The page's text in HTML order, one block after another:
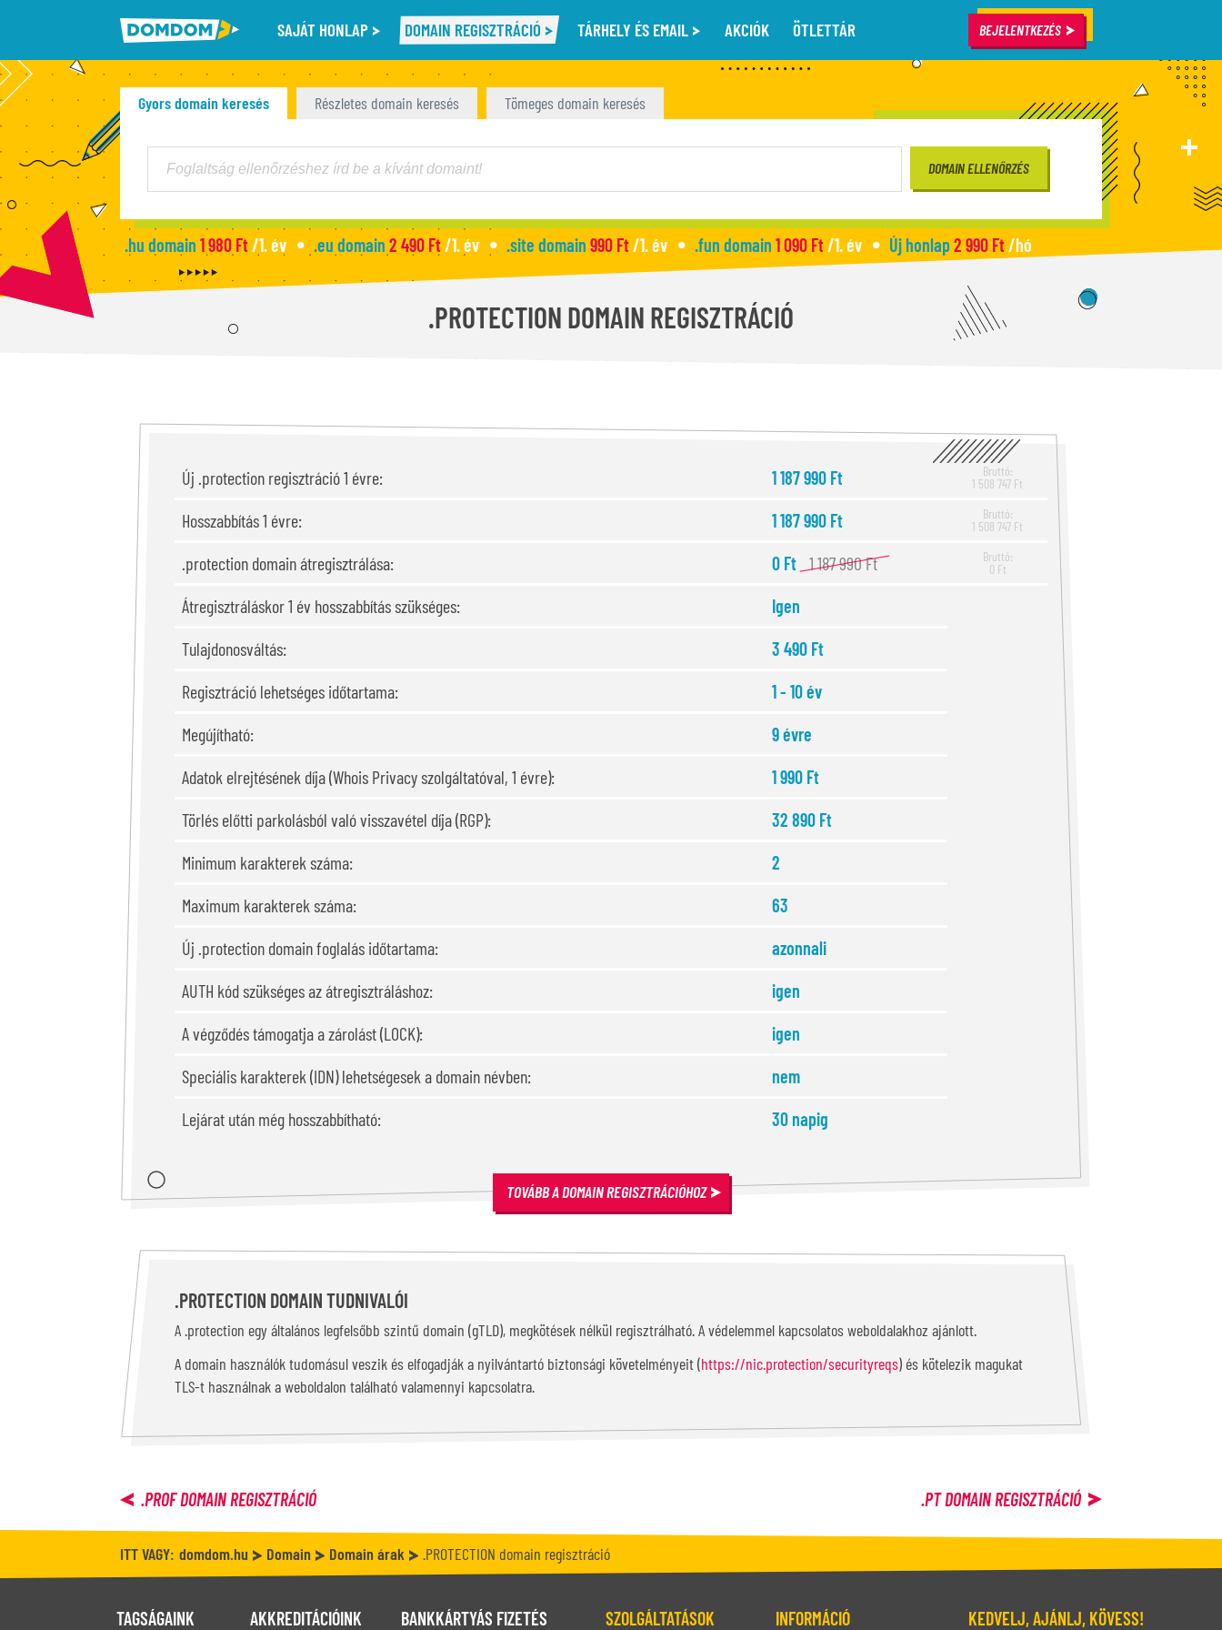
SAJÁT HONLAP DOMAIN REGISZTRÁCIÓ TÁRHELY ÉS EMAIL AKCIÓK ÖTLETTÁR BEJELENTKEZÉS
Gyors domain keresés Részletes domain keresés Tömeges domain keresés
.hu domain 1 980 Ft/1. év .eu domain 2 490 Ft/1. év .site domain 990 Ft/1. év .fun domain 1 090 Ft/1. év Új honlap 2 990 Ft/hó
.PROTECTION DOMAIN REGISZTRÁCIÓ
Új .protection regisztráció 1 évre: 1 187 990 Ft
Bruttó:
1 508 747 Ft
Hosszabbítás 1 évre: 1 187 990 Ft
Bruttó:
1 508 747 Ft
.protection domain átregisztrálása: 0 Ft 1 187 990 Ft
Bruttó:
0 Ft
Átregisztráláskor 1 év hosszabbítás szükséges:
Igen
Tulajdonosváltás:
3 490 Ft
Regisztráció lehetséges időtartama:
1 - 10 év
Megújítható:
9 évre
Adatok elrejtésének díja (Whois Privacy szolgáltatóval, 1 évre):
1 990 Ft
Törlés előtti parkolásból való visszavétel díja (RGP):
32 890 Ft
Minimum karakterek száma:
2
Maximum karakterek száma:
63
Új .protection domain foglalás időtartama:
azonnali
AUTH kód szükséges az átregisztráláshoz:
igen
A végződés támogatja a zárolást (LOCK):
igen
Speciális karakterek (IDN) lehetségesek a domain névben:
nem
Lejárat után még hosszabbítható:
30 napig
TOVÁBB A DOMAIN REGISZTRÁCIÓHOZ
.PROTECTION DOMAIN TUDNIVALÓI
A .protection egy általános legfelsőbb szintű domain (gTLD), megkötések nélkül regisztrálható. A védelemmel kapcsolatos weboldalakhoz ajánlott.
A domain használók tudomásul veszik és elfogadják a nyilvántartó biztonsági követelményeit (https://nic.protection/securityreqs) és kötelezik magukat
TLS-t használnak a weboldalon található valamennyi kapcsolatra.
.PROFDOMAIN REGISZTRÁCIÓ .PTDOMAIN REGISZTRÁCIÓ
ITT VAGY: domdom.hu Domain Domain árak .PROTECTION domain regisztráció
TAGSÁGAINK AKKREDITÁCIÓINK BANKKÁRTYÁS FIZETÉS SZOLGÁLTATÁSOK INFORMÁCIÓ KEDVELJ, AJÁNLJ, KÖVESS!